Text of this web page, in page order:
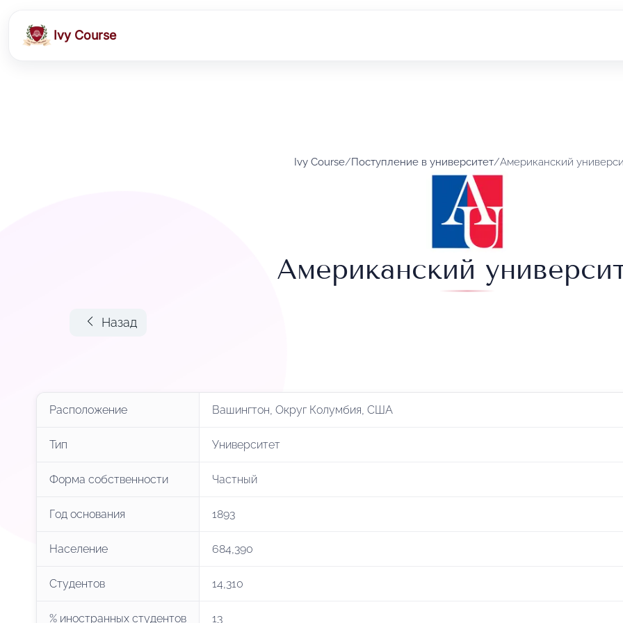
Ivy Course
Ivy Course/Поступление в университет/Американский
Американский
Назад
Расположение Вашингтон, Округ Колумбия, США
Тип Университет
Форма собственности Частный
Год основания 1893
Население 684,390
Студентов 14,310
% иностранных студентов 13